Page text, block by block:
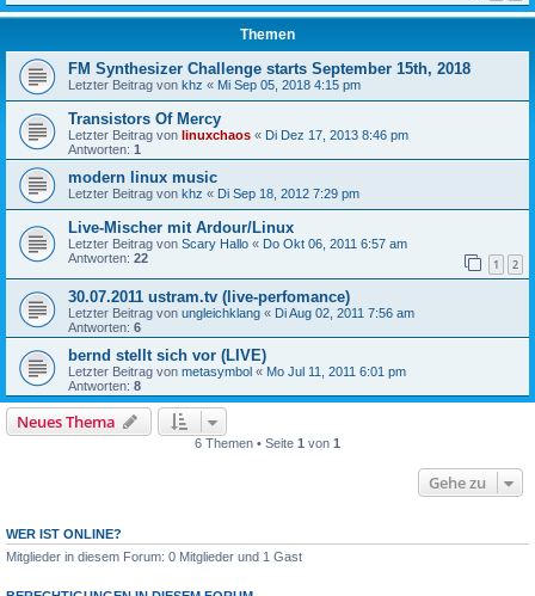
Themen
FM Synthesizer Challenge starts September 15th, 2018
Letzter Beitrag von khz « Mi Sep 05, 2018 4:15 pm
Transistors Of Mercy
Letzter Beitrag von linuxchaos « Di Dez 17, 2013 8:46 pm
Antworten: 1
modern linux music
Letzter Beitrag von khz « Di Sep 18, 2012 7:29 pm
Live-Mischer mit Ardour/Linux
Letzter Beitrag von Scary Hallo « Do Okt 06, 2011 6:57 am
Antworten: 22 1 2
30.07.2011 ustram.tv (live-perfomance)
Letzter Beitrag von ungleichklang « Di Aug 02, 2011 7:56 am
Antworten: 6
bernd stellt sich vor (LIVE)
Letzter Beitrag von metasymbol « Mo Jul 11, 2011 6:01 pm
Antworten: 8
Neues Thema
6 Themen • Seite 1 von 1
Gehe zu
WER IST ONLINE?
Mitglieder in diesem Forum: 0 Mitglieder und 1 Gast